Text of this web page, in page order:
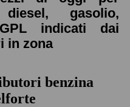
diesel, gasolio,
indicati dai
in zona
benzina